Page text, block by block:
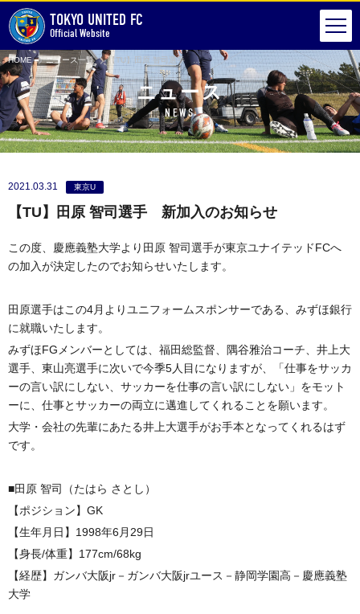
TOKYO UNITED FC
Official Website
HOME ニュース一覧 【TU】田原 智司選手 新加入のお知らせ
ニュース
NEWS
2021.03.31 東京U
【TU】田原 智司選手 新加入のお知らせ
この度、慶應義塾大学より田原 智司選手が東京ユナイテッドFCへ
の加入が決定したのでお知らせいたします。
田原選手はこの4月よりユニフォームスポンサーである、みずほ銀行
に就職いたします。
みずほFGメンバーとしては、福田総監督、隅谷雅治コーチ、井上大
選手、東山亮選手に次いで今季5人目になりますが、「仕事をサッカ
ーの言い訳にしない、サッカーを仕事の言い訳にしない」をモット
ーに、仕事とサッカーの両立に邁進してくれることを願います。
大学・会社の先輩にあたる井上大選手がお手本となってくれるはず
です。
■田原 智司（たはら さとし）
【ポジション】GK
【生年月日】1998年6月29日
【身長/体重】177cm/68kg
【経歴】ガンバ大阪jr－ガンバ大阪jrユース－静岡学園高－慶應義塾
大学